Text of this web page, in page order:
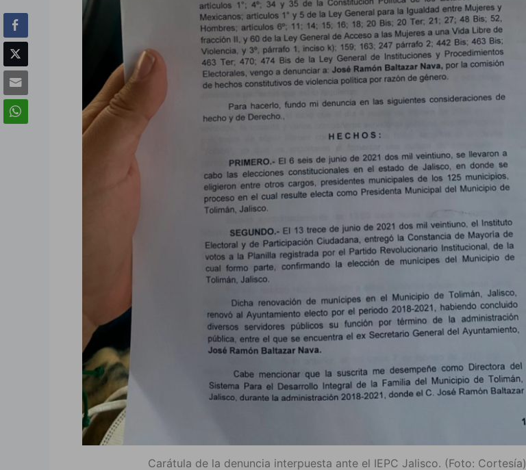
Carátula de la denuncia interpuesta ante el IEPC Jalisco. (Foto: Cortesía)